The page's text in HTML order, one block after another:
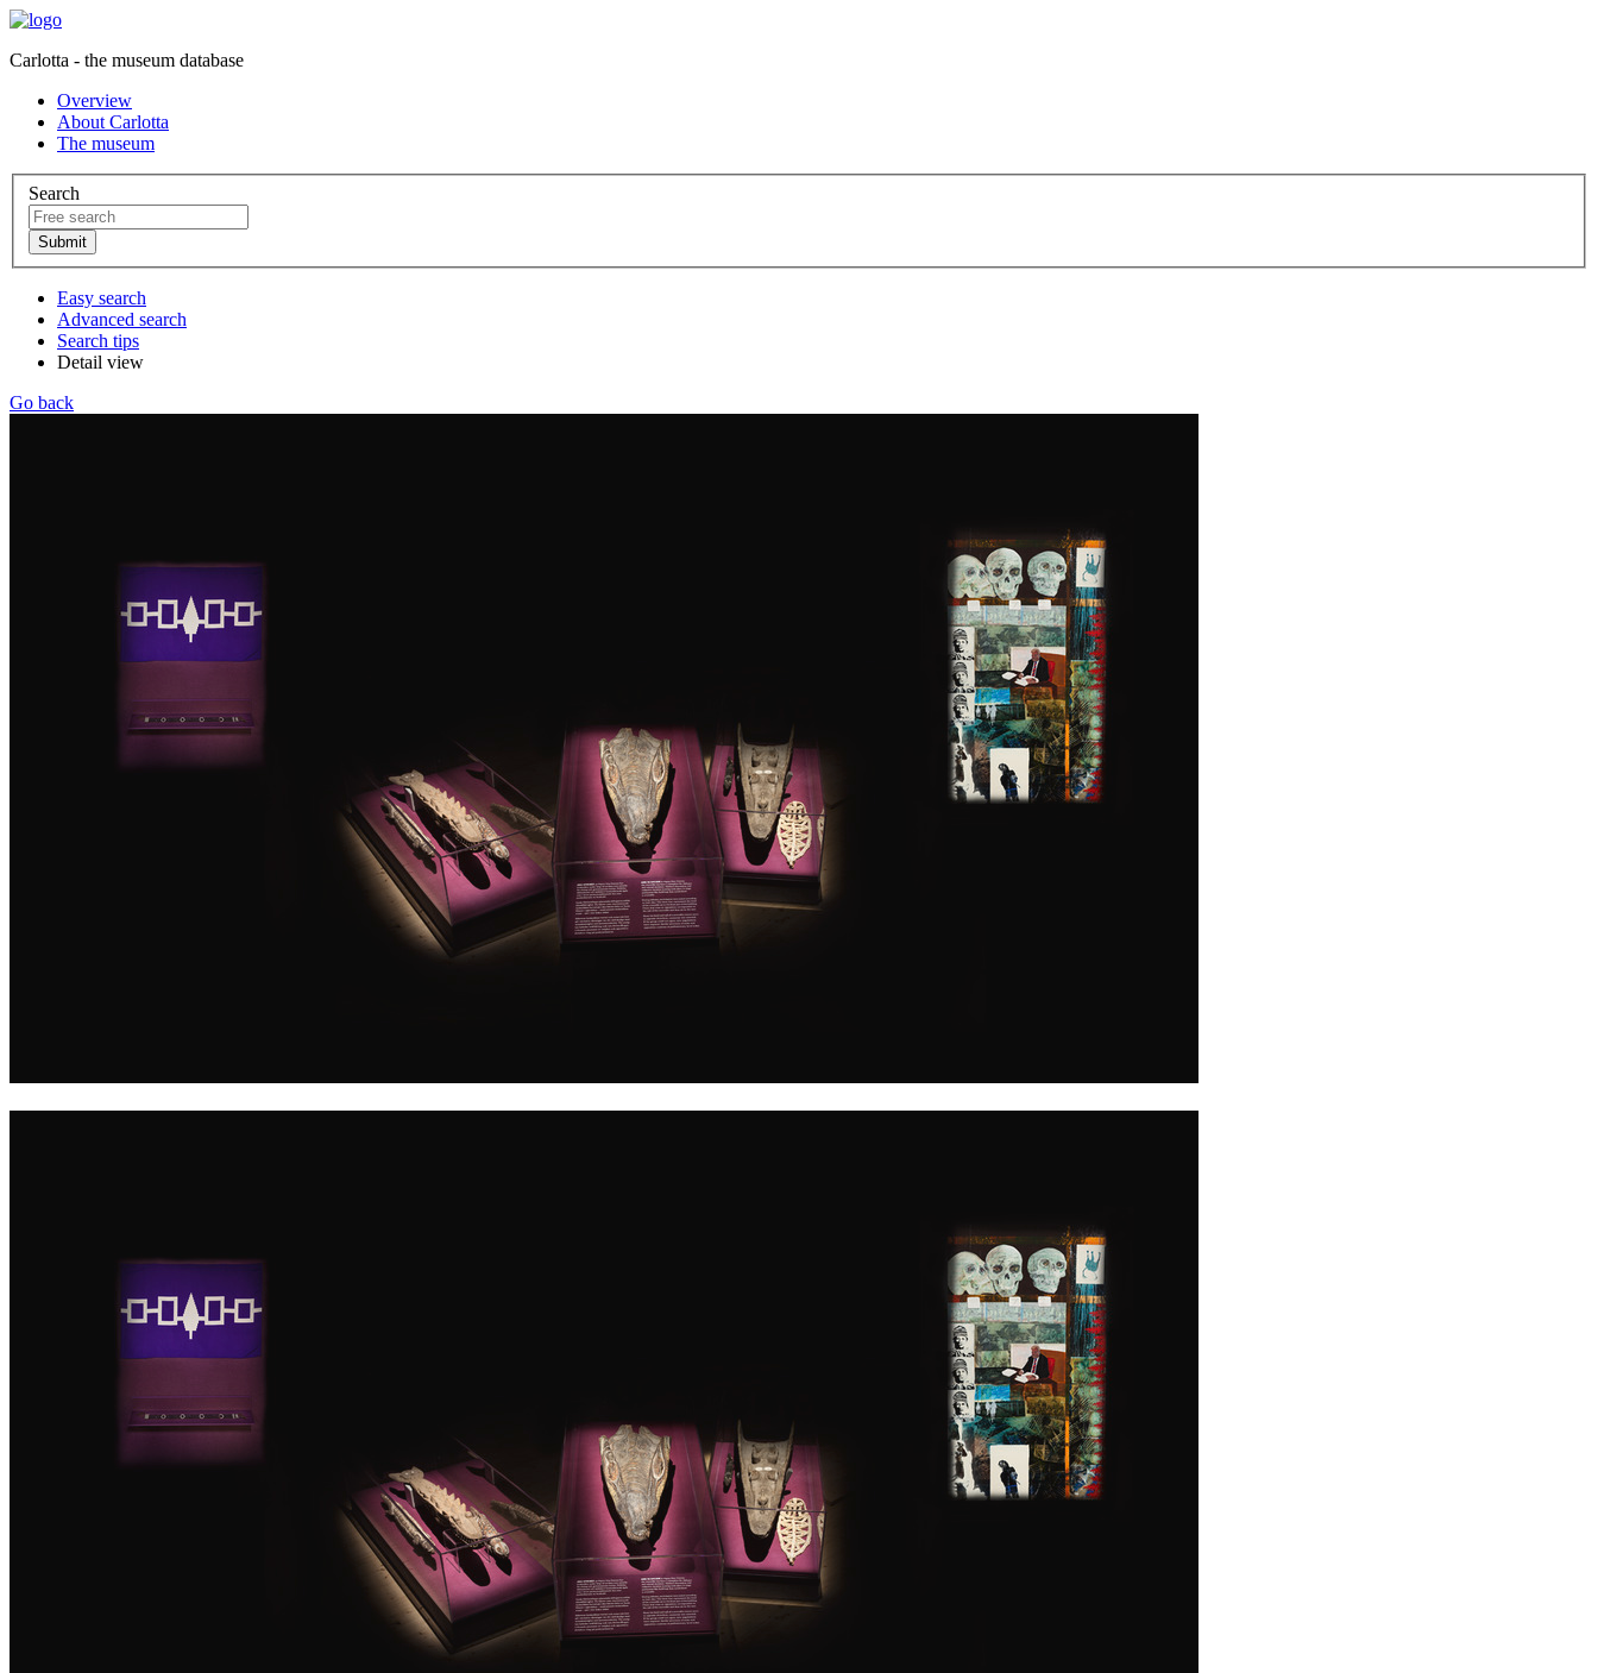
Carlotta - the museum database
Overview
About Carlotta
The museum
Search
Easy search
Advanced search
Search tips
Detail view
Go back